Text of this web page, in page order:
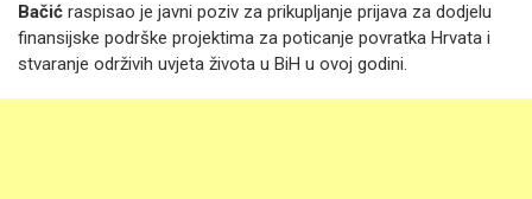
Bačić raspisao je javni poziv za prikupljanje prijava za dodjelu
finansijske podrške projektima za poticanje povratka Hrvata i
stvaranje održivih uvjeta života u BiH u ovoj godini.